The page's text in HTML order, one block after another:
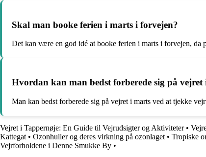
Skal man booke ferien i marts i forvejen?
Det kan være en god idé at booke ferien i marts i forvejen,
Hvordan kan man bedst forberede sig på vejret
Man kan bedst forberede sig på vejret i marts ved at tjekke
Vejret i Tappernøje: En Guide til Vejrudsigter og Aktiviteter•
Kattegat • Ozonhuller og deres virkning på ozonlaget • Tropiske
Vejrforholdene i Denne Smukke By •